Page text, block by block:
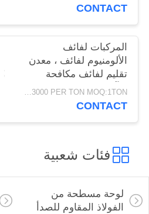
CONTACT
المركبات لفائف
الألومنيوم لفائف ، معدن
تقليم لفائف مكافحة
التآكل دائم
USD1500-3000 PER TON MOQ:1TON
CONTACT
فئات شعبية
لوحة مسطحة من
الفولاذ المقاوم للصدأ